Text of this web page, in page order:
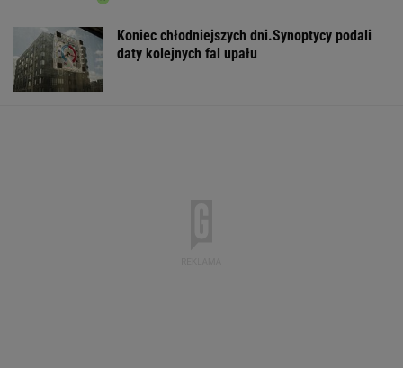
Koniec chłodniejszych dni.Synoptycy podali
daty kolejnych fal upału